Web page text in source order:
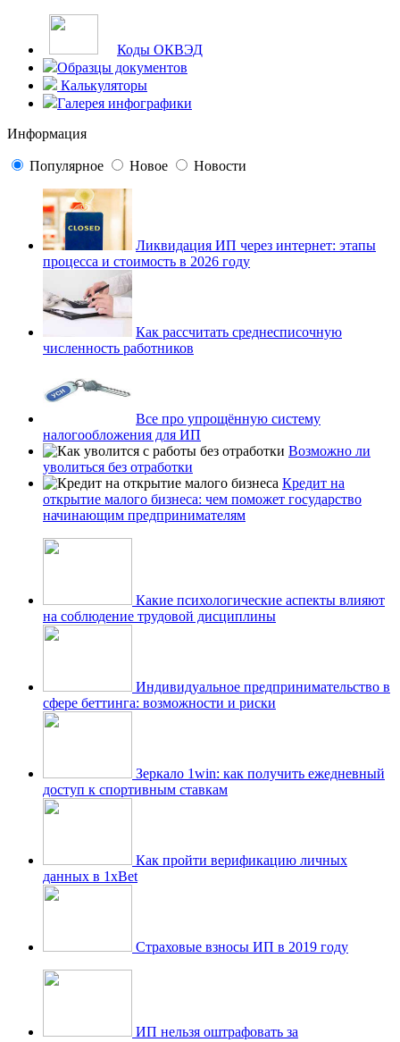
Коды ОКВЭД
Образцы документов
Калькуляторы
Галерея инфографики
Информация
Популярное Новое Новости
Ликвидация ИП через интернет: этапы
процесса и стоимость в 2026 году
Как рассчитать среднесписочную
численность работников
Все про упрощённую систему
налогообложения для ИП
Возможно ли
уволиться без отработки
Кредит на
открытие малого бизнеса: чем поможет государство
начинающим предпринимателям
Какие психологические аспекты влияют
на соблюдение трудовой дисциплины
Индивидуальное предпринимательство в
сфере беттинга: возможности и риски
Зеркало 1win: как получить ежедневный
доступ к спортивным ставкам
Как пройти верификацию личных
данных в 1xBet
Страховые взносы ИП в 2019 году
ИП нельзя оштрафовать за